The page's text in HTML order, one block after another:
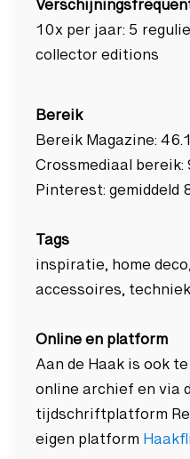
10x per jaar: 5
collector editions
Bereik
Bereik Magazine:
Crossmediaal
Pinterest: gemiddeld
Tags
inspiratie, home
accessoires,
Online en platform
Aan de Haak is ook
online archief en via
tijdschriftplatform
eigen platform